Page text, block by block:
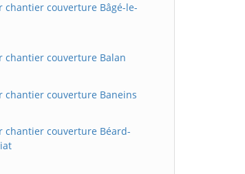
chantier couverture Bâgé-le-
chantier couverture Balan
chantier couverture Baneins
chantier couverture Béard-